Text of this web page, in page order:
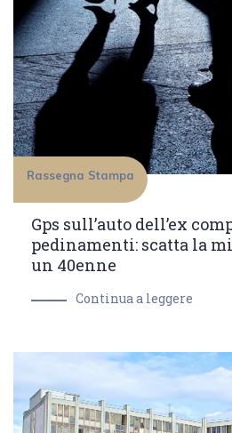
Rassegna Stampa
Gps sull’auto dell’ex
pedinamenti: scatta la
un 40enne
Continua a leggere